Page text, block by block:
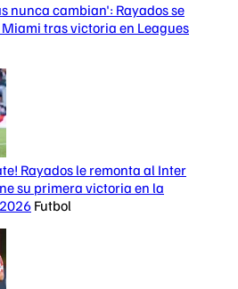
nunca cambian': Rayados se
tras victoria en Leagues
Rayados le remonta al Inter
su primera victoria en la
Futbol